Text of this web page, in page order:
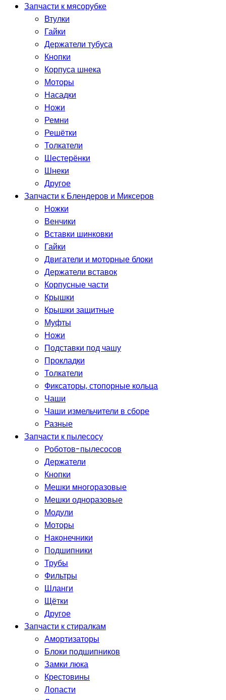
Запчасти к мясорубке
Втулки
Гайки
Держатели тубуса
Кнопки
Корпуса шнека
Моторы
Насадки
Ножи
Ремни
Решётки
Толкатели
Шестерёнки
Шнеки
Другое
Запчасти к Блендеров и Миксеров
Ножки
Венчики
Вставки шинковки
Гайки
Двигатели и моторные блоки
Держатели вставок
Корпусные части
Крышки
Крышки защитные
Муфты
Ножи
Подставки под чашу
Прокладки
Толкатели
Фиксаторы, стопорные кольца
Чаши
Чаши измельчители в сборе
Разные
Запчасти к пылесосу
Роботов-пылесосов
Держатели
Кнопки
Мешки многоразовые
Мешки одноразовые
Модули
Моторы
Наконечники
Подшипники
Трубы
Фильтры
Шланги
Щётки
Другое
Запчасти к стиралкам
Амортизаторы
Блоки подшипников
Замки люка
Крестовины
Лопасти